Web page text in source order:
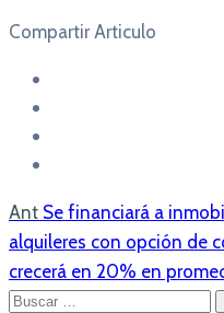
Compartir Articulo
Ant Se financiará a
alquileres con opción de
crecerá en 20% en
Buscar: